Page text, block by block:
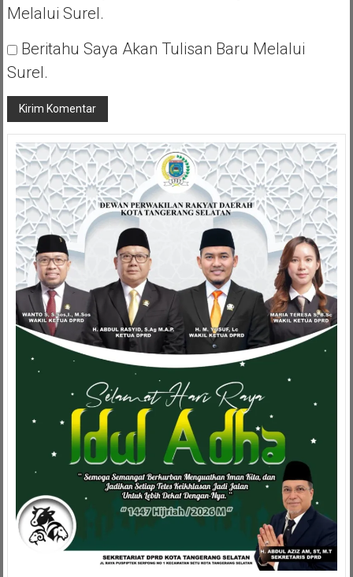
Melalui Surel.
Beritahu Saya Akan Tulisan Baru Melalui
Surel.